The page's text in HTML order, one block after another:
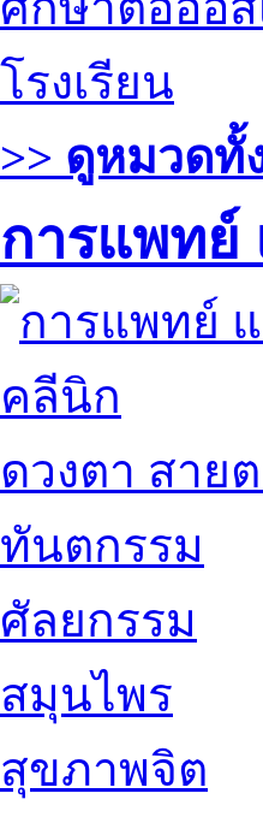
โรงเรียน
>> ดูหมวดทั้
การแพทย์
คลีนิก
ดวงตา สาย
ทันตกรรม
ศัลยกรรม
สมุนไพร
สุขภาพจิต